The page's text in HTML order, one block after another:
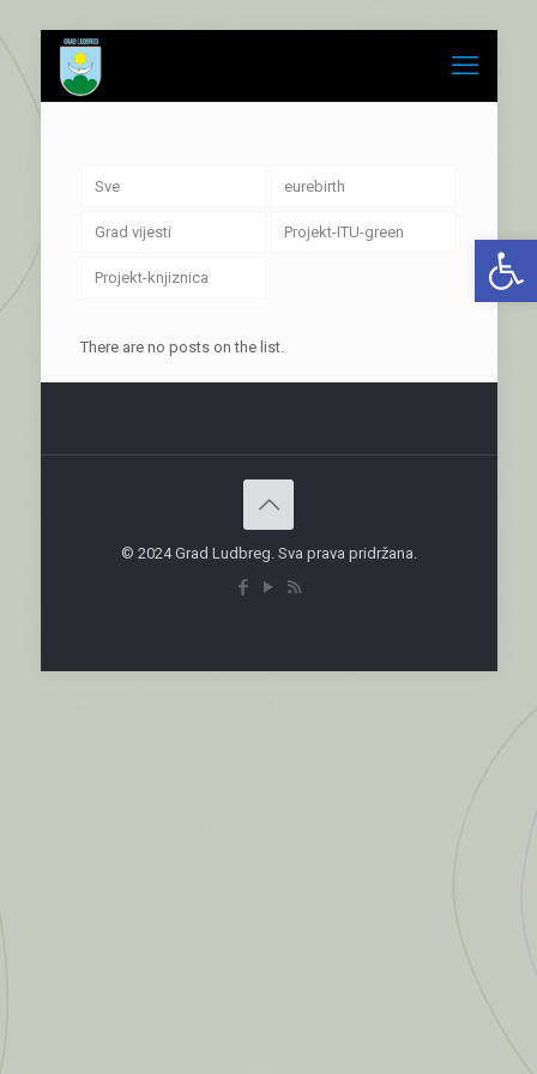
Sve eurebirth
Grad vijesti Projekt-ITU-green
Projekt-knjiznica
There are no posts on the list.
© 2024 Grad Ludbreg. Sva prava pridržana.